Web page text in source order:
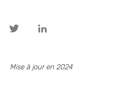
Mise à jour en 2024